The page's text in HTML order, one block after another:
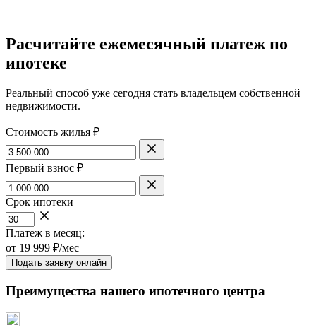
Расчитайте ежемесячный платеж по
ипотеке
Реальный способ уже сегодня стать владельцем собственной
недвижимости.
Стоимость жилья ₽
Первый взнос ₽
Срок ипотеки
Платеж в месяц:
от 19 999 ₽/мес
Подать заявку онлайн
Преимущества нашего ипотечного центра